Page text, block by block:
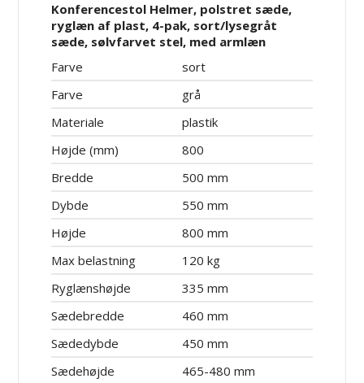
Konferencestol Helmer, polstret sæde,
ryglæn af plast, 4-pak, sort/lysegråt
sæde, sølvfarvet stel, med armlæn
Farve
sort
Farve
grå
Materiale
plastik
Højde (mm)
800
Bredde
500 mm
Dybde
550 mm
Højde
800 mm
Max belastning
120 kg
Ryglænshøjde
335 mm
Sædebredde
460 mm
Sædedybde
450 mm
Sædehøjde
465-480 mm